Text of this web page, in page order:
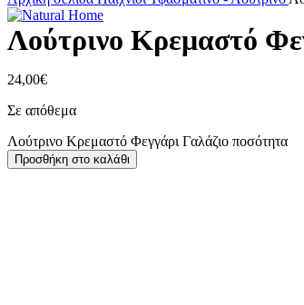
Λούτρινο Κρεμαστό
24,00€
Σε απόθεμα
Λούτρινο Κρεμαστό Φεγγάρι Γαλάζιο ποσότητα
Προσθήκη στο καλάθι